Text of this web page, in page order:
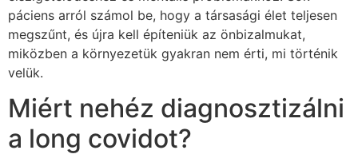
páciens arról számol be, hogy a társasági élet teljesen
megszűnt, és újra kell építeniük az önbizalmukat,
miközben a környezetük gyakran nem érti, mi történik
velük.
Miért nehéz diagnosztizálni
a long covidot?